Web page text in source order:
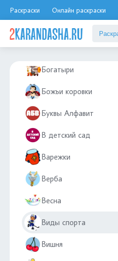
Раскраски Онлайн раскраски
БМВ (BMW)
Богатыри
Божьи коровки
Буквы Алфавит
В детский сад
Варежки
Верба
Весна
Виды спорта
Вишня